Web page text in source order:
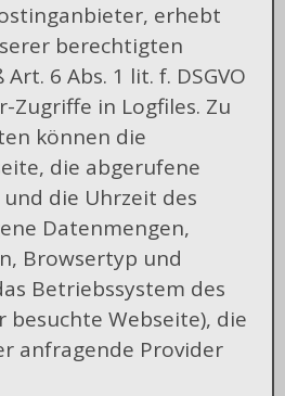
erhebt
berechtigten
6 Abs. 1 lit. f. DSGVO
Zugriffe in Logfiles. Zu
können die
die abgerufene
die Uhrzeit des
Datenmengen,
Browsertyp und
Betriebssystem des
besuchte Webseite), die
anfragende Provider